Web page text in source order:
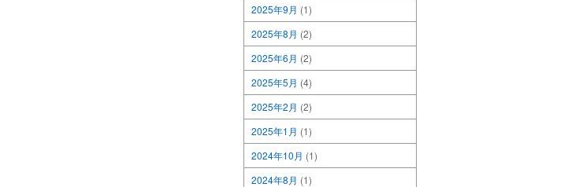
2025年9月 (1)
2025年8月 (2)
2025年6月 (2)
2025年5月 (4)
2025年2月 (2)
2025年1月 (1)
2024年10月 (1)
2024年8月 (1)